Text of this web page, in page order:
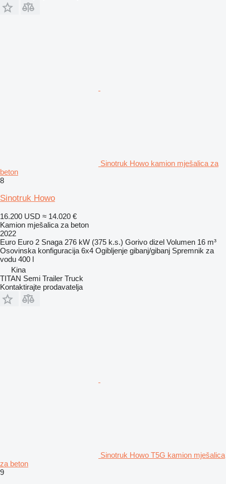
Sinotruk Howo kamion mješalica za
beton
8
Sinotruk Howo
16.200 USD ≈ 14.020 €
Kamion mješalica za beton
2022
Euro Euro 2 Snaga 276 kW (375 k.s.) Gorivo dizel Volumen 16 m³
Osovinska konfiguracija 6x4 Ogibljenje gibanj/gibanj Spremnik za
vodu 400 l
Kina
TITAN Semi Trailer Truck
Kontaktirajte prodavatelja
Sinotruk Howo T5G kamion mješalica
za beton
9